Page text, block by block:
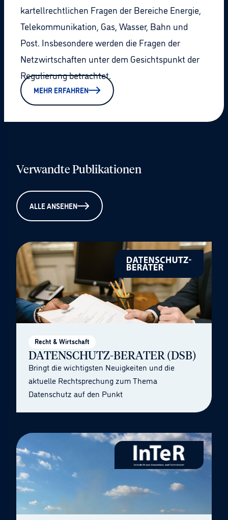
kartellrechtlichen Fragen der Bereiche Energie,
Telekommunikation, Gas, Wasser, Bahn und
Post. Insbesondere werden die Fragen der
Netzwirtschaften unter dem Gesichtspunkt der
Regulierung betrachtet.
MEHR ERFAHREN
Verwandte Publikationen
ALLE ANSEHEN
Recht & Wirtschaft
DATENSCHUTZ-BERATER (DSB)
Bringt die wichtigsten Neuigkeiten und die
aktuelle Rechtsprechung zum Thema
Datenschutz auf den Punkt